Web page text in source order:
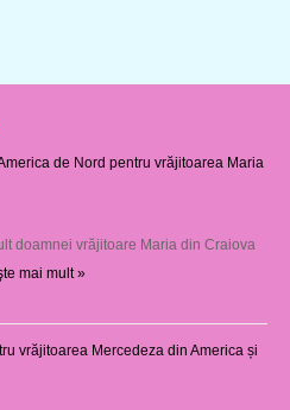
de Nord pentru vrăjitoarea Maria
doamnei vrăjitoare Maria din Craiova
mai mult »
vrăjitoarea Mercedeza din America și